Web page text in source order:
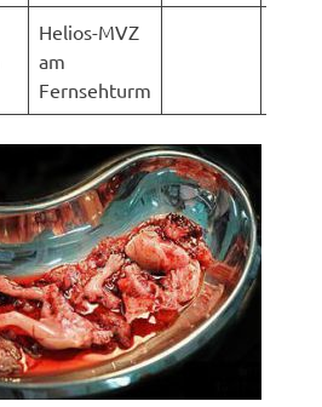
Helios-MVZ
am
Fernsehturm